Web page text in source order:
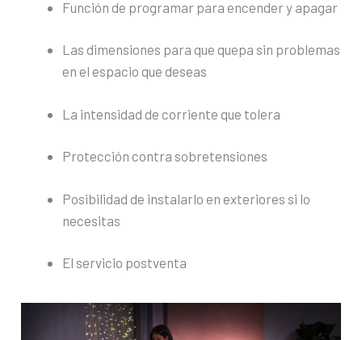
Función de programar para encender y apagar
Las dimensiones para que quepa sin problemas
en el espacio que deseas
La intensidad de corriente que tolera
Protección contra sobretensiones
Posibilidad de instalarlo en exteriores si lo
necesitas
El servicio postventa